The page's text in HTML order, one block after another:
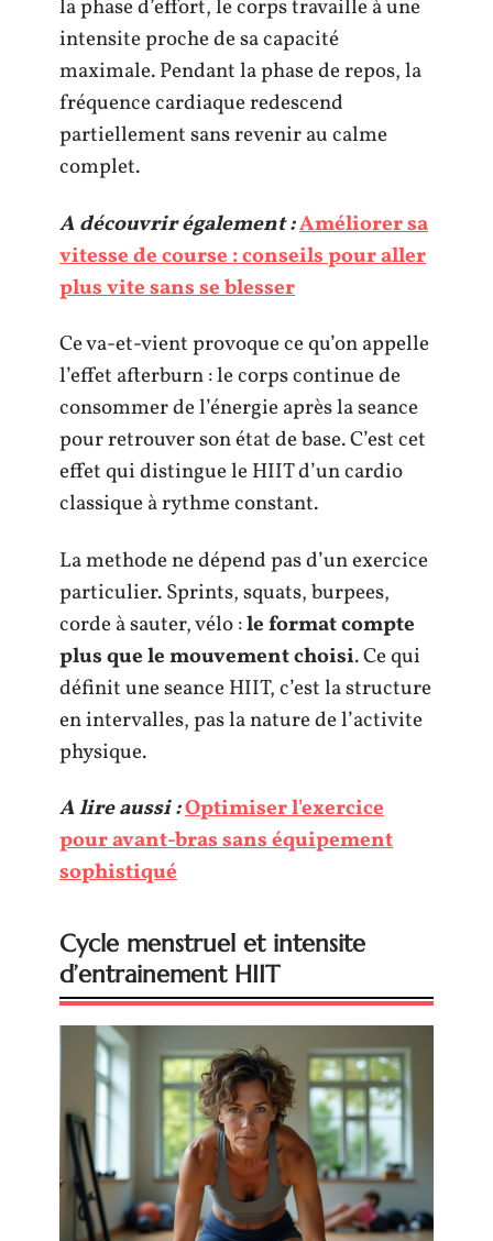
la phase d’effort, le corps travaille à une
intensite proche de sa capacité
maximale. Pendant la phase de repos, la
fréquence cardiaque redescend
partiellement sans revenir au calme
complet.
A découvrir également :Améliorer sa
vitesse de course : conseils pour aller
plus vite sans se blesser
Ce va-et-vient provoque ce qu’on appelle
l’effet afterburn : le corps continue de
consommer de l’énergie après la seance
pour retrouver son état de base. C’est cet
effet qui distingue le HIIT d’un cardio
classique à rythme constant.
La methode ne dépend pas d’un exercice
particulier. Sprints, squats, burpees,
corde à sauter, vélo :le format compte
plus que le mouvement choisi. Ce qui
définit une seance HIIT, c’est la structure
en intervalles, pas la nature de l’activite
physique.
A lire aussi :Optimiser l'exercice
pour avant-bras sans équipement
sophistiqué
Cycle menstruel et intensite
d’entrainement HIIT